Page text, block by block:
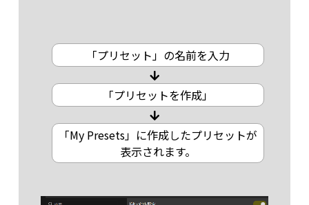
「プリセット」の名前を入力
「プリセットを作成」
「My Presets」に作成したプリセットが
表示されます。